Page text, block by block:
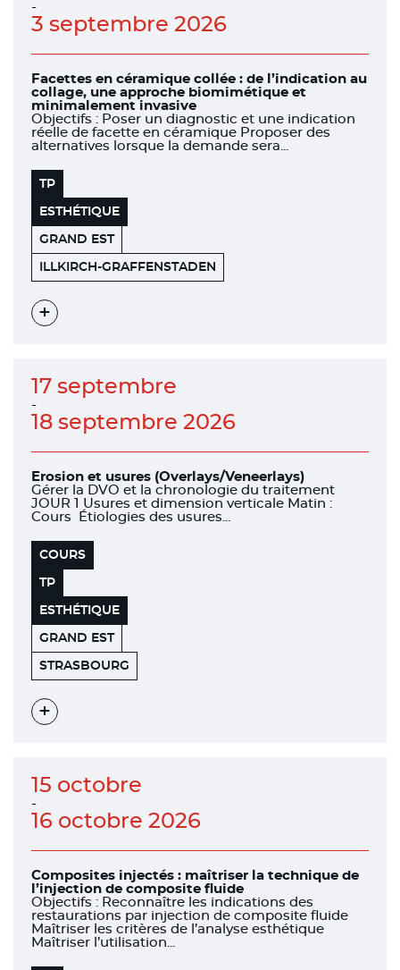
-
3 septembre 2026
Facettes en céramique collée : de l’indication au
collage, une approche biomimétique et
minimalement invasive
Objectifs : Poser un diagnostic et une indication
réelle de facette en céramique Proposer des
alternatives lorsque la demande sera...
TP
ESTHÉTIQUE
GRAND EST
HENRY
SCHEIN
ILLKIRCH-GRAFFENSTADEN
Voir
17 septembre
-
18 septembre 2026
Erosion et usures (Overlays/Veneerlays)
Gérer la DVO et la chronologie du traitement
JOUR 1 Usures et dimension verticale Matin :
Cours Étiologies des usures...
COURS
TP
ESTHÉTIQUE
GRAND EST
FACULTÉ
DE
DENTAIRE
STRASBOURG
Voir
15 octobre
-
16 octobre 2026
Composites injectés : maîtriser la technique de
l’injection de composite fluide
Objectifs : Reconnaître les indications des
restaurations par injection de composite fluide
Maîtriser les critères de l’analyse esthétique
Maîtriser l’utilisation...